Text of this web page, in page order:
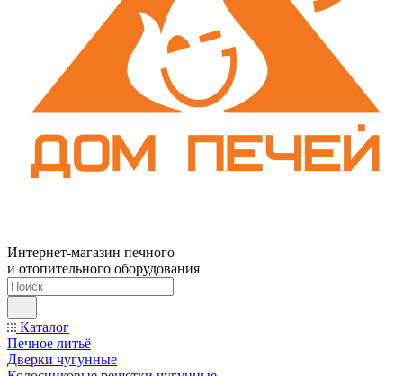
Интернет-магазин печного
и отопительного оборудования
Каталог
Печное литьё
Дверки чугунные